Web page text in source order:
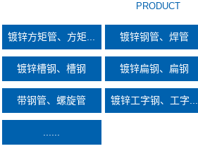
PRODUCT
镀锌方矩管、方矩... 镀锌钢管、焊管
镀锌槽钢、槽钢 镀锌扁钢、扁钢
带钢管、螺旋管 镀锌工字钢、工字...
......